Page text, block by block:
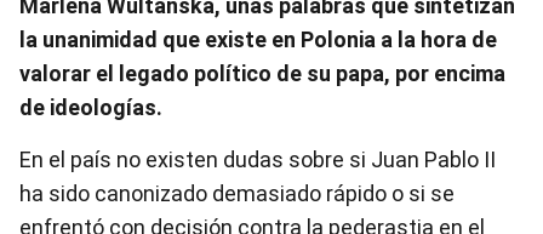
Marlena Wultanska, unas palabras que sintetizan
la unanimidad que existe en Polonia a la hora de
valorar el legado político de su papa, por encima
de ideologías.
En el país no existen dudas sobre si Juan Pablo II
ha sido canonizado demasiado rápido o si se
enfrentó con decisión contra la pederastia en el